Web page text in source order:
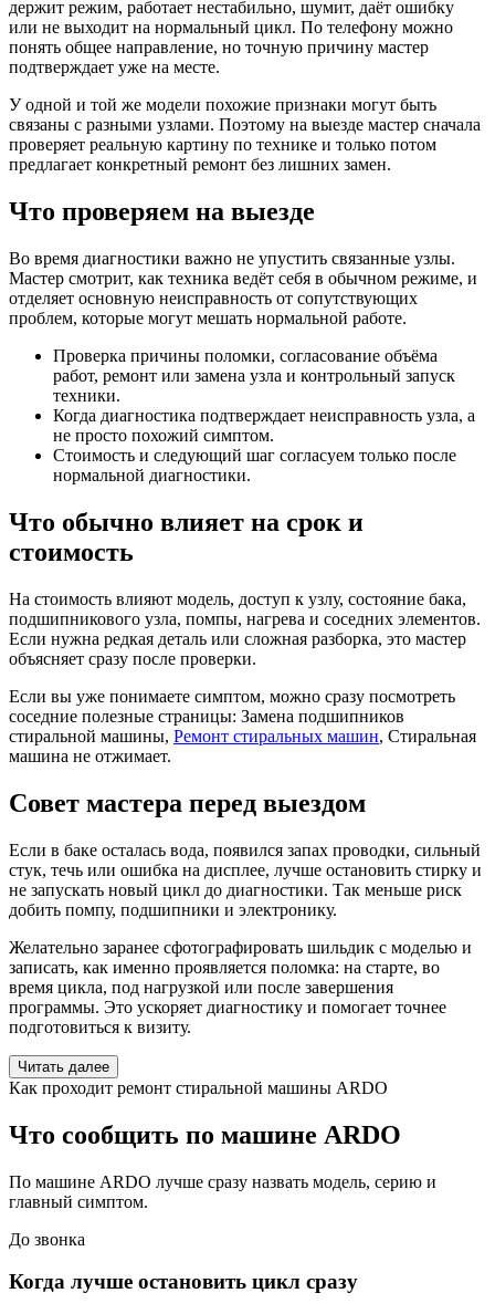
держит режим, работает нестабильно, шумит, даёт ошибку
или не выходит на нормальный цикл. По телефону можно
понять общее направление, но точную причину мастер
подтверждает уже на месте.
У одной и той же модели похожие признаки могут быть
связаны с разными узлами. Поэтому на выезде мастер сначала
проверяет реальную картину по технике и только потом
предлагает конкретный ремонт без лишних замен.
Что проверяем на выезде
Во время диагностики важно не упустить связанные узлы.
Мастер смотрит, как техника ведёт себя в обычном режиме, и
отделяет основную неисправность от сопутствующих
проблем, которые могут мешать нормальной работе.
Проверка причины поломки, согласование объёма
работ, ремонт или замена узла и контрольный запуск
техники.
Когда диагностика подтверждает неисправность узла, а
не просто похожий симптом.
Стоимость и следующий шаг согласуем только после
нормальной диагностики.
Что обычно влияет на срок и
стоимость
На стоимость влияют модель, доступ к узлу, состояние бака,
подшипникового узла, помпы, нагрева и соседних элементов.
Если нужна редкая деталь или сложная разборка, это мастер
объясняет сразу после проверки.
Если вы уже понимаете симптом, можно сразу посмотреть
соседние полезные страницы: Замена подшипников
стиральной машины, Ремонт стиральных машин, Стиральная
машина не отжимает.
Совет мастера перед выездом
Если в баке осталась вода, появился запах проводки, сильный
стук, течь или ошибка на дисплее, лучше остановить стирку и
не запускать новый цикл до диагностики. Так меньше риск
добить помпу, подшипники и электронику.
Желательно заранее сфотографировать шильдик с моделью и
записать, как именно проявляется поломка: на старте, во
время цикла, под нагрузкой или после завершения
программы. Это ускоряет диагностику и помогает точнее
подготовиться к визиту.
Читать далее
Как проходит ремонт стиральной машины ARDO
Что сообщить по машине ARDO
По машине ARDO лучше сразу назвать модель, серию и
главный симптом.
До звонка
Когда лучше остановить цикл сразу